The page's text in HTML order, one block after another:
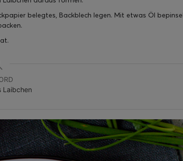
belegtes, Backblech legen. Mit etwas Öl
Laibchen